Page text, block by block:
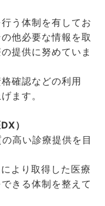
う体制を有してお
他必要な情報を取
提供に努めていま
確認などの利用
ます。
）
高い診療提供を目
より取得した医療
きる体制を整えて